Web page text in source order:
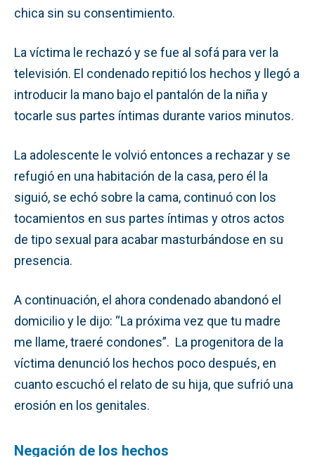
chica sin su consentimiento.
La víctima le rechazó y se fue al sofá para ver la
televisión. El condenado repitió los hechos y llegó a
introducir la mano bajo el pantalón de la niña y
tocarle sus partes íntimas durante varios minutos.
La adolescente le volvió entonces a rechazar y se
refugió en una habitación de la casa, pero él la
siguió, se echó sobre la cama, continuó con los
tocamientos en sus partes íntimas y otros actos
de tipo sexual para acabar masturbándose en su
presencia.
A continuación, el ahora condenado abandonó el
domicilio y le dijo: “La próxima vez que tu madre
me llame, traeré condones”. La progenitora de la
víctima denunció los hechos poco después, en
cuanto escuchó el relato de su hija, que sufrió una
erosión en los genitales.
Negación de los hechos